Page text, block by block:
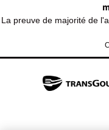
La preuve de majorité de